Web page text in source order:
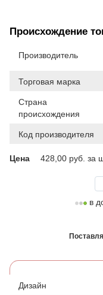
Происхождение
Производитель
Торговая марка
Страна
происхождения
Код производителя
Цена 428,00 руб. за
в
Дизайн